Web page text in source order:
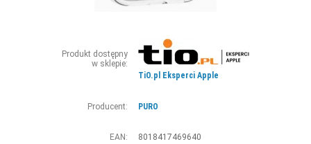
Produkt dostępny
w sklepie:
TiO.pl Eksperci Apple
Producent: PURO
EAN: 8018417469640